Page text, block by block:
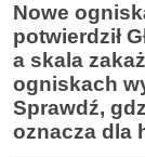
Nowe
potwierdził
a skala
ogniskach
Sprawdź,
oznacza dla